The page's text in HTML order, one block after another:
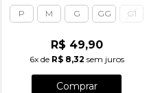
P M G GG G1
R$ 49,90
6xde R$ 8,32 sem juros
Comprar